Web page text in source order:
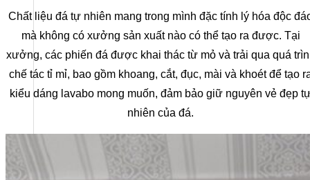
Chất liệu đá tự nhiên mang trong mình đặc tính lý hóa độc
mà không có xưởng sản xuất nào có thể tạo ra được. Tại
xưởng, các phiến đá được khai thác từ mỏ và trải qua quá
chế tác tỉ mỉ, bao gồm khoang, cắt, đục, mài và khoét để tạo
kiểu dáng lavabo mong muốn, đảm bảo giữ nguyên vẻ đẹp
nhiên của đá.